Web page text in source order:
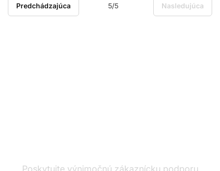
Predchádzajúca 5/5 Nasledujúca
Poskytujte výnimočnú zákaznícku podporu